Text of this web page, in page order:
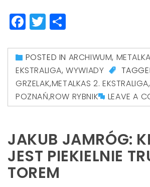
Facebook
Twitter
POSTED IN ARCHIWUM,
EKSTRALIGA,WYWIADY
GRZELAK,METALKAS 2. EKSTRALIGA,
POZNAŃ,ROW RYBNIK LEAVE A
JAKUB JAMRÓG:
JEST PIEKIELNIE
TOREM